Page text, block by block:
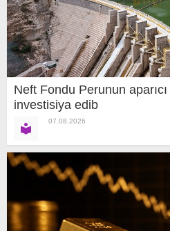
Neft Fondu Perunun
investisiya edib
07.08.2026